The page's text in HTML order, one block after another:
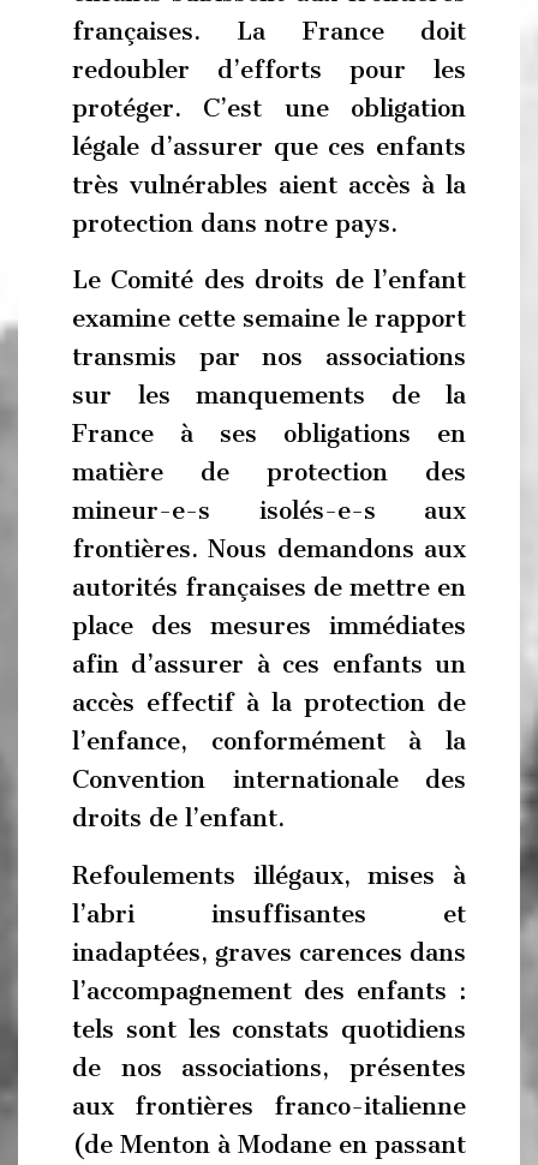
françaises. La France doit
redoubler d’efforts pour les
protéger. C’est une obligation
légale d’assurer que ces enfants
très vulnérables aient accès à la
protection dans notre pays.
Le Comité des droits de l’enfant
examine cette semaine le rapport
transmis par nos associations
sur les manquements de la
France à ses obligations en
matière de protection des
mineur-e-s isolés-e-s aux
frontières. Nous demandons aux
autorités françaises de mettre en
place des mesures immédiates
afin d’assurer à ces enfants un
accès effectif à la protection de
l’enfance, conformément à la
Convention internationale des
droits de l’enfant.
Refoulements illégaux, mises à
l’abri insuffisantes et
inadaptées, graves carences dans
l’accompagnement des enfants :
tels sont les constats quotidiens
de nos associations, présentes
aux frontières franco-italienne
(de Menton à Modane en passant